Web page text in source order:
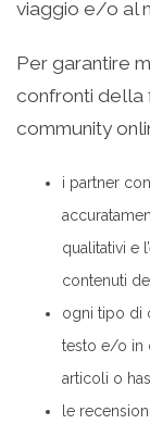
viaggio e/o al
Per garantire
confronti della
community
i partner
qualitativi e
contenuti
ogni tipo di
testo e/o in
articoli o
le